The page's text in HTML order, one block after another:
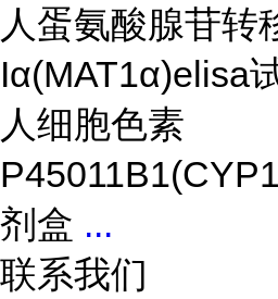
人蛋氨酸腺苷转
Iα(MAT1α)elisa
人细胞色素
剂盒 ...
联系我们